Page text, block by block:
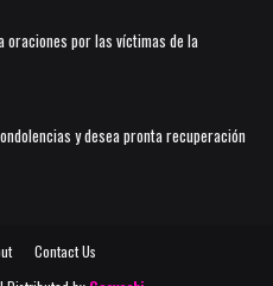
oraciones por las víctimas de la
y desea pronta recuperación
Contact Us